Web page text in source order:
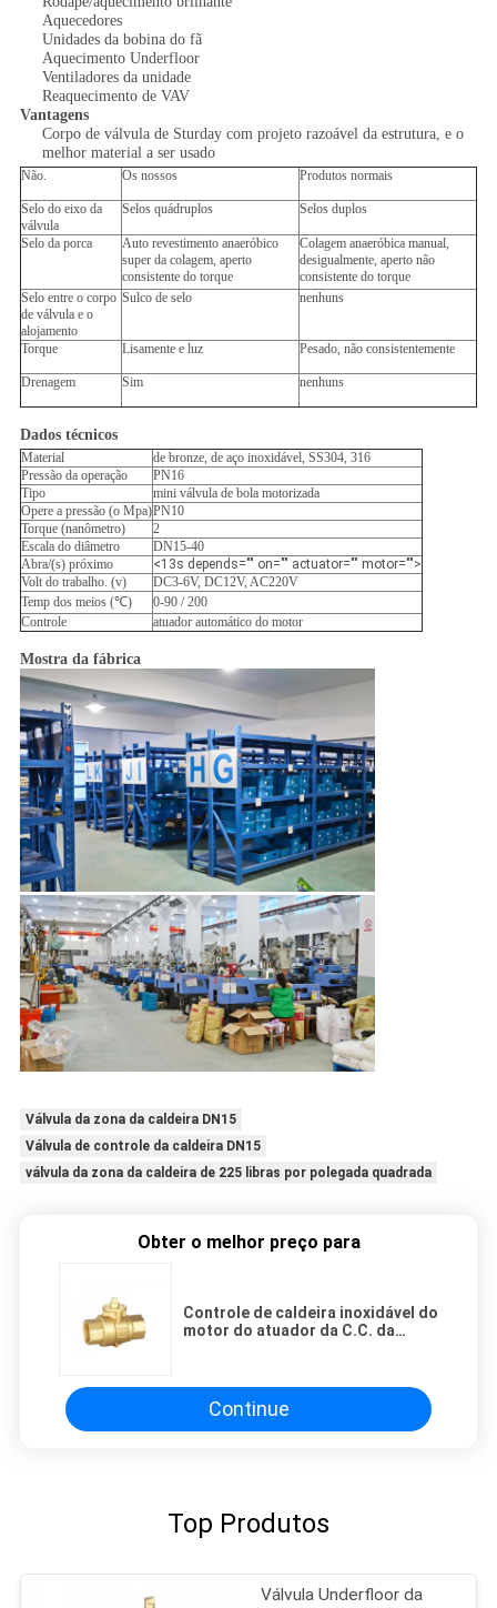
Aquecedores
Unidades da bobina do fã
Aquecimento Underfloor
Ventiladores da unidade
Reaquecimento de VAV
Vantagens
Corpo de válvula de Sturday com projeto razoável da estrutura, e o
melhor material a ser usado
Não. Os nossos Produtos normais
Selo do eixo da
válvula
Selos quádruplos Selos duplos
Selo da porca
Auto revestimento anaeróbico
super da colagem, aperto
consistente do torque
Colagem anaeróbica manual,
desigualmente, aperto não
consistente do torque
Selo entre o corpo
de válvula e o
alojamento
Sulco de selo nenhuns
Torque Lisamente e luz Pesado, não consistentemente
Drenagem Sim nenhuns
Dados técnicos
Material
de bronze, de aço inoxidável, SS304, 316
Pressão da operação
PN16
Tipo
mini válvula de bola motorizada
Opere a pressão (o Mpa)PN10
Torque (nanômetro)
2
Escala do diâmetro
DN15-40
Abra/(s) próximo
<13s depends="" on="" actuator="" motor="">
Volt do trabalho. (v)
DC3-6V, DC12V, AC220V
Temp dos meios (℃)
0-90 / 200
Controle
atuador automático do motor
Mostra da fábrica
Válvula da zona da caldeira DN15
Válvula de controle da caldeira DN15
válvula da zona da caldeira de 225 libras por polegada quadrada
Obter o melhor preço para
Controle de caldeira inoxidável do
motor do atuador da C.C. da
Continue
Top Produtos
Válvula Underfloor da